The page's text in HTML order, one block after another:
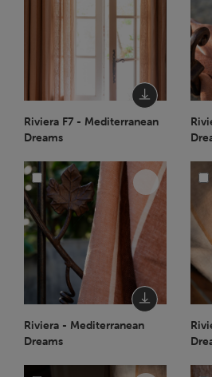
Riviera F7 - Mediterranean
Dreams
Riviera - Mediterranean
Dreams